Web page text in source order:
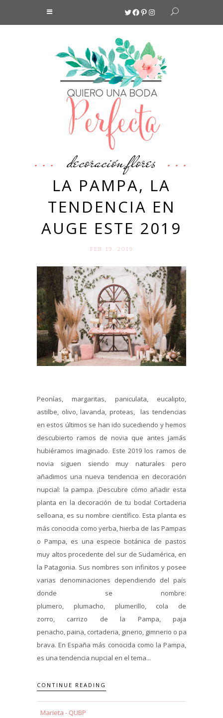
Twitter
Facebook
Pinterest
Instagram
decoración,flores
LA PAMPA, LA
TENDENCIA EN
AUGE ESTE 2019
FEB 19. 2019
Peonías, margaritas, paniculata, eucalipto,
astilbe, olivo, lavanda, proteas, las tendencias
en estos últimos se han ido sucediendo y hemos
descubierto ramos de novia que antes jamás
hubiéramos imaginado. Este 2019 los ramos de
novia siguen siendo muy naturales pero
añadimos una nueva tendencia en decoración
nupcial: la pampa. ¡Descubre cómo añadir esta
planta en la decoración de tu boda! Cortaderia
selloana, es su nombre científico. Esta planta es
más conocida como yerba, hierba de las Pampas
o Pampa, es una especie botánica de pastos
muy altos procedente del sur de Sudamérica, en
la Patagonia. Sus nombres son infinitos y posee
varias denominaciones dependiendo del país
donde se nombre:
plumero, plumacho, plumerillo, cola de
zorro, carrizo de la Pampa, paja
penacho, paina, cortaderia, ginerio, gimnerio o paja
brava. En España más conocida como la Pampa,
es una tendencia nupcial en el tema...
CONTINUE READING
Marieta - QUBP